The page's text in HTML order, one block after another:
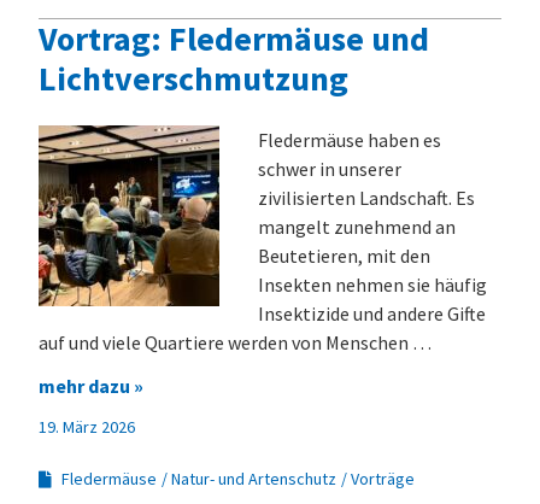
Vortrag: Fledermäuse und
Lichtverschmutzung
Fledermäuse haben es
schwer in unserer
zivilisierten Landschaft. Es
mangelt zunehmend an
Beutetieren, mit den
Insekten nehmen sie häufig
Insektizide und andere Gifte
auf und viele Quartiere werden von Menschen …
mehr dazu »
19. März 2026
Fledermäuse Natur- und Artenschutz Vorträge